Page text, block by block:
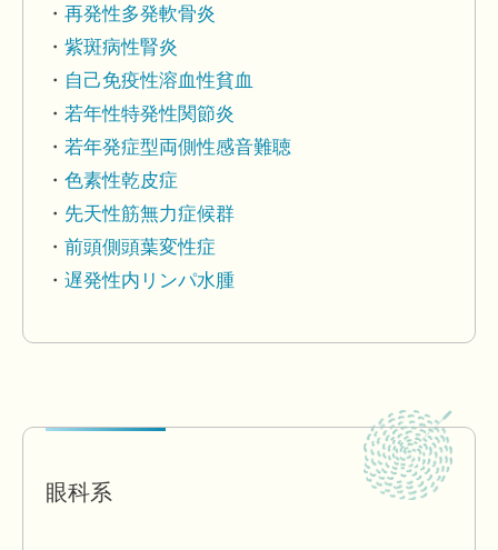
再発性多発軟骨炎
紫斑病性腎炎
自己免疫性溶血性貧血
若年性特発性関節炎
若年発症型両側性感音難聴
色素性乾皮症
先天性筋無力症候群
前頭側頭葉変性症
遅発性内リンパ水腫
眼科系